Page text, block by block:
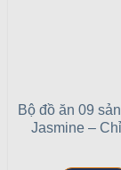
Bộ đồ ăn 09
Jasmine –